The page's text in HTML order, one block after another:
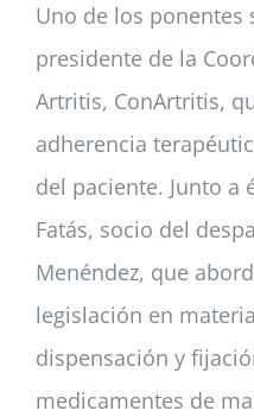
Uno de los ponentes
presidente de la
Artritis, ConArtritis,
adherencia
del paciente. Junto a
Fatás, socio del
Menéndez, que
legislación en
dispensación y
medicamentes de